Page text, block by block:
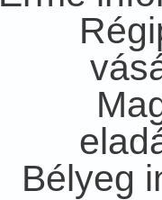
Bélyeg